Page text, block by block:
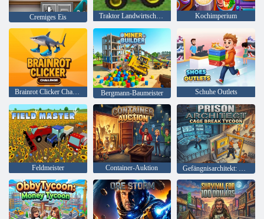
Cremiges Eis Traktor Landwirtschaft 2018 Kochimperium
Brainrot Clicker Challenge Bergmann-Baumeister Schuhe Outlets
Feldmeister Container-Auktion Gefängnisarchitekt: Cage Break Tycoon